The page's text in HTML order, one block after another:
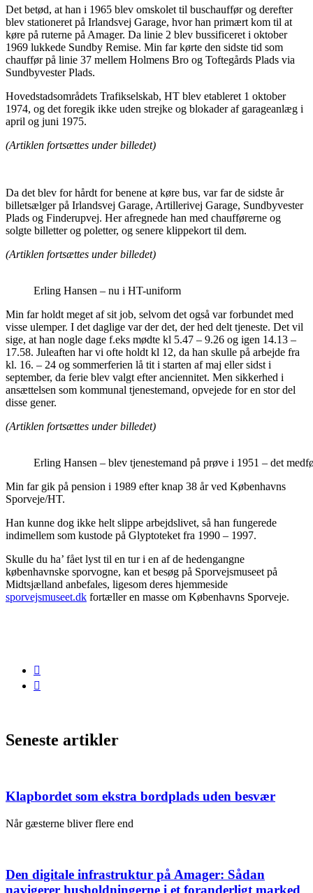
Det betød, at han i 1965 blev omskolet til buschauffør og derefter
blev stationeret på Irlandsvej Garage, hvor han primært kom til at
køre på ruterne på Amager. Da linie 2 blev bussificeret i oktober
1969 lukkede Sundby Remise. Min far kørte den sidste tid som
chauffør på linie 37 mellem Holmens Bro og Toftegårds Plads via
Sundbyvester Plads.
Hovedstadsområdets Trafikselskab, HT blev etableret 1 oktober
1974, og det foregik ikke uden strejke og blokader af garageanlæg i
april og juni 1975.
(Artiklen fortsættes under billedet)
Da det blev for hårdt for benene at køre bus, var far de sidste år
billetsælger på Irlandsvej Garage, Artillerivej Garage, Sundbyvester
Plads og Finderupvej. Her afregnede han med chaufførerne og
solgte billetter og poletter, og senere klippekort til dem.
(Artiklen fortsættes under billedet)
Erling Hansen – nu i HT-uniform
Min far holdt meget af sit job, selvom det også var forbundet med
visse ulemper. I det daglige var der det, der hed delt tjeneste. Det vil
sige, at han nogle dage f.eks mødte kl 5.47 – 9.26 og igen 14.13 –
17.58. Juleaften har vi ofte holdt kl 12, da han skulle på arbejde fra
kl. 16. – 24 og sommerferien lå tit i starten af maj eller sidst i
september, da ferie blev valgt efter anciennitet. Men sikkerhed i
ansættelsen som kommunal tjenestemand, opvejede for en stor del
disse gener.
(Artiklen fortsættes under billedet)
Erling Hansen – blev tjenestemand på prøve i 1951 – det
Min far gik på pension i 1989 efter knap 38 år ved Københavns
Sporveje/HT.
Han kunne dog ikke helt slippe arbejdslivet, så han fungerede
indimellem som kustode på Glyptoteket fra 1990 – 1997.
Skulle du ha’ fået lyst til en tur i en af de hedengangne
københavnske sporvogne, kan et besøg på Sporvejsmuseet på
Midtsjælland anbefales, ligesom deres hjemmeside
sporvejsmuseet.dk fortæller en masse om Københavns Sporveje.
Seneste artikler
Klapbordet som ekstra bordplads uden besvær
Når gæsterne bliver flere end
Den digitale infrastruktur på Amager: Sådan
navigerer husholdningerne i et foranderligt marked